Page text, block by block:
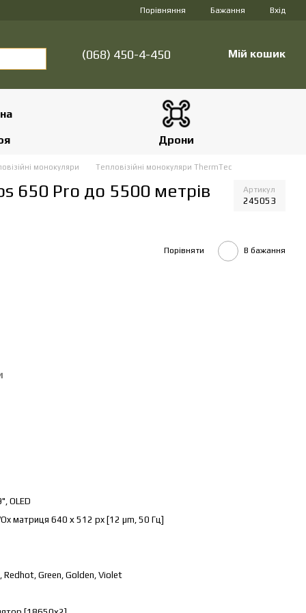
Порівняння Бажання Вхід
(068) 450-4-450 Мій кошик
Дрони
монокуляри Тепловізійні монокуляри ThermTec
650 Pro до 5500 метрів Артикул
245053
Порівняти В бажання
OLED
матриця 640 х 512 px [12 µm, 50 Гц]
Green, Golden, Violet